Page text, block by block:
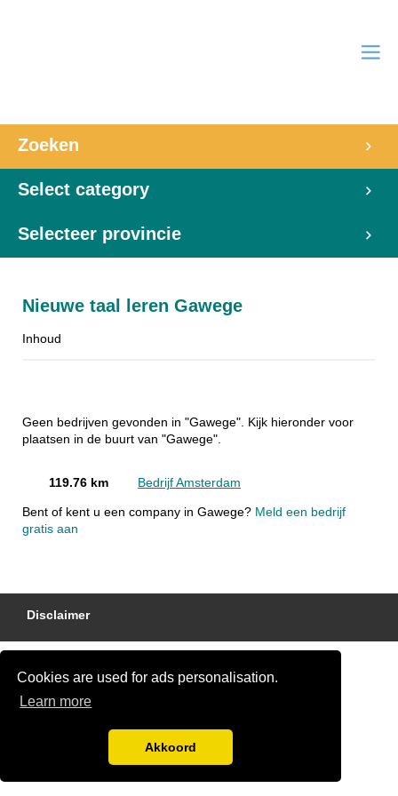
Cookies are used for ads personalisation.
Learn more
Akkoord
Zoeken
Select category
Selecteer provincie
Nieuwe taal leren Gawege
Inhoud
Geen bedrijven gevonden in "Gawege". Kijk hieronder voor
plaatsen in de buurt van "Gawege".
119.76 km Bedrijf Amsterdam
Bent of kent u een company in Gawege? Meld een bedrijf
gratis aan
Disclaimer